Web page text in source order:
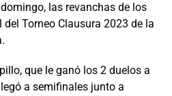
las revanchas de los
Torneo Clausura 2023 de la
que le ganó los 2 duelos a
a semifinales junto a